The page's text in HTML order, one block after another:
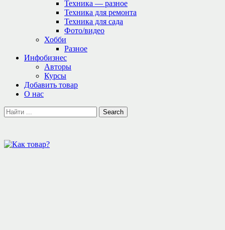
Техника — разное
Техника для ремонта
Техника для сада
Фото/видео
Хобби
Разное
Инфобизнес
Авторы
Курсы
Добавить товар
О нас